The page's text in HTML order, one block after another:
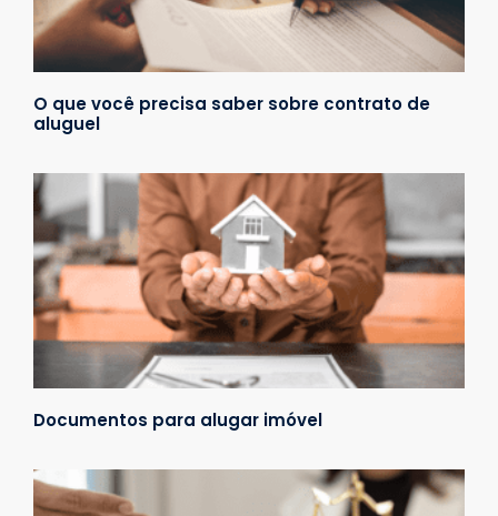
O que você precisa saber sobre contrato de
aluguel
Documentos para alugar imóvel